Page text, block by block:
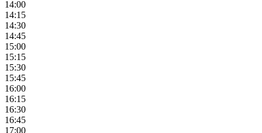
14:00
14:15
14:30
14:45
15:00
15:15
15:30
15:45
16:00
16:15
16:30
16:45
17:00